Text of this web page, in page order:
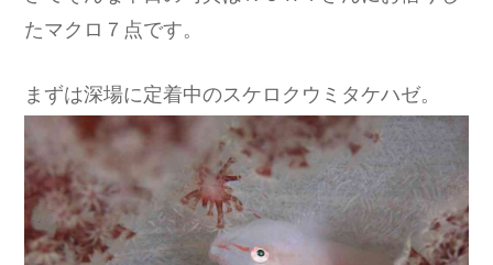
たマクロ７点です。
まずは深場に定着中のスケロクウミタケハゼ。